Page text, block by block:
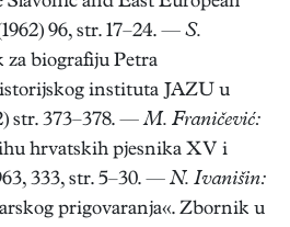
96, str. 17–24. — S.
za biografiju Petra
instituta JAZU u
str. 373–378. —M. Franičević:
hrvatskih pjesnika XV i
333, str. 5–30. — N. Ivanišin:
prigovaranja«. Zbornik u